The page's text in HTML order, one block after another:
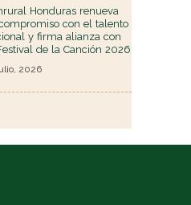
Honduras renueva
con el talento
y firma alianza con
de la Canción 2026
2026